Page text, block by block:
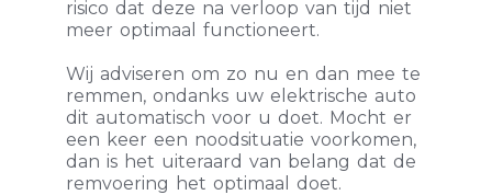
risico dat deze na verloop van tijd niet
meer optimaal functioneert.
Wij adviseren om zo nu en dan mee te
remmen, ondanks uw elektrische auto
dit automatisch voor u doet. Mocht er
een keer een noodsituatie voorkomen,
dan is het uiteraard van belang dat de
remvoering het optimaal doet.